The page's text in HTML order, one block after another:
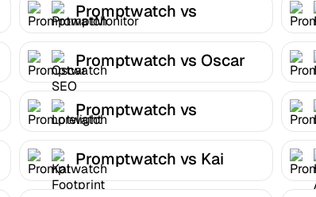
Promptwatch vs
PromptMonitor
Promptwatch vs Oscar
SEO
Promptwatch vs
Lorelight
Promptwatch vs Kai
Footprint